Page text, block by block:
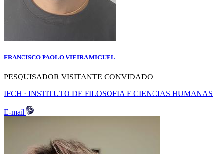
FRANCISCO PAOLO VIEIRA MIGUEL
PESQUISADOR VISITANTE CONVIDADO
IFCH · INSTITUTO DE FILOSOFIA E CIENCIAS HUMANAS
E-mail